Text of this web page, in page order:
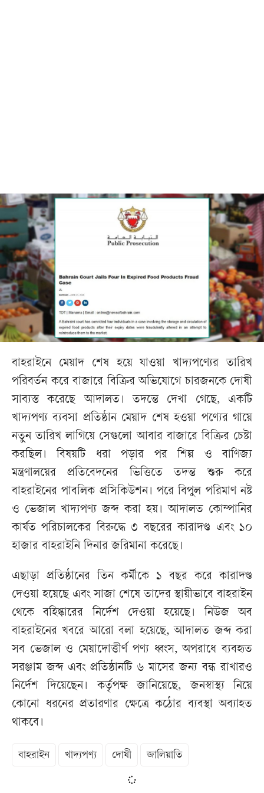
বাহরাইনে মেয়াদ শেষ হয়ে যাওয়া খাদ্যপণ্যের তারিখ
পরিবর্তন করে বাজারে বিক্রির অভিযোগে চারজনকে দোষী
সাব্যস্ত করেছে আদালত। তদন্তে দেখা গেছে, একটি
খাদ্যপণ্য ব্যবসা প্রতিষ্ঠান মেয়াদ শেষ হওয়া পণ্যের গায়ে
নতুন তারিখ লাগিয়ে সেগুলো আবার বাজারে বিক্রির চেষ্টা
করছিল। বিষয়টি ধরা পড়ার পর শিল্প ও বাণিজ্য
মন্ত্রণালয়ের প্রতিবেদনের ভিত্তিতে তদন্ত শুরু করে
বাহরাইনের পাবলিক প্রসিকিউশন। পরে বিপুল পরিমাণ নষ্ট
ও ভেজাল খাদ্যপণ্য জব্দ করা হয়। আদালত কোম্পানির
কার্যত পরিচালকের বিরুদ্ধে ৩ বছরের কারাদণ্ড এবং ১০
হাজার বাহরাইনি দিনার জরিমানা করেছে।
এছাড়া প্রতিষ্ঠানের তিন কর্মীকে ১ বছর করে কারাদণ্ড
দেওয়া হয়েছে এবং সাজা শেষে তাদের স্থায়ীভাবে বাহরাইন
থেকে বহিষ্কারের নির্দেশ দেওয়া হয়েছে। নিউজ অব
বাহরাইনের খবরে আরো বলা হয়েছে, আদালত জব্দ করা
সব ভেজাল ও মেয়াদোত্তীর্ণ পণ্য ধ্বংস, অপরাধে ব্যবহৃত
সরঞ্জাম জব্দ এবং প্রতিষ্ঠানটি ৬ মাসের জন্য বন্ধ রাখারও
নির্দেশ দিয়েছেন। কর্তৃপক্ষ জানিয়েছে, জনস্বাস্থ্য নিয়ে
কোনো ধরনের প্রতারণার ক্ষেত্রে কঠোর ব্যবস্থা অব্যাহত
থাকবে।
বাহরাইন খাদ্যপণ্য দোষী জালিয়াতি